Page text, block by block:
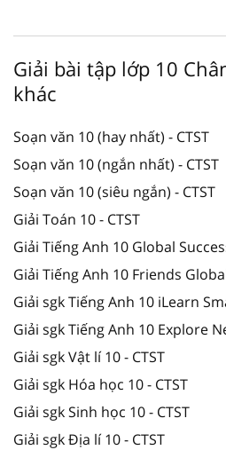
Giải bài tập lớp 10
khác
Soạn văn 10 (hay nhất) - CTST
Soạn văn 10 (ngắn nhất) - CTST
Soạn văn 10 (siêu ngắn) - CTST
Giải Toán 10 - CTST
Giải Tiếng Anh 10 Global
Giải Tiếng Anh 10 Friends
Giải sgk Tiếng Anh 10 iLearn
Giải sgk Tiếng Anh 10 Explore
Giải sgk Vật lí 10 - CTST
Giải sgk Hóa học 10 - CTST
Giải sgk Sinh học 10 - CTST
Giải sgk Địa lí 10 - CTST